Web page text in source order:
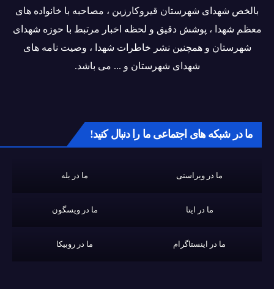
بالخص شهدای شهرستان قیروکارزین ، مصاحبه با خانواده های
معظم شهدا ، پوشش دقیق و لحظه اخبار مرتبط با حوزه شهدای
شهرستان و همچنین نشر خاطرات شهدا ، وصیت نامه های
شهدای شهرستان و ... می باشد.
ما در شبکه های اجتماعی ما را دنبال کنید!
ما در ویراستی ما در بله
ما در ایتا ما در ویسگون
ما در اینستاگرام ما در روبیکا